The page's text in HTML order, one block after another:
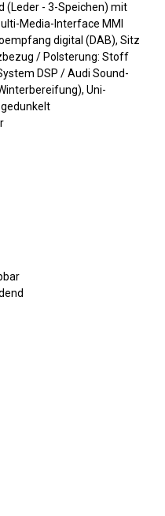
(Leder - 3-Speichen) mit
Media-Interface MMI
digital (DAB), Sitz
/ Polsterung: Stoff
DSP / Audi Sound-
Uni-